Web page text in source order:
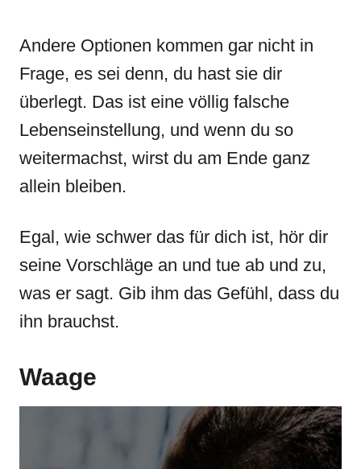
Andere Optionen kommen gar nicht in
Frage, es sei denn, du hast sie dir
überlegt. Das ist eine völlig falsche
Lebenseinstellung, und wenn du so
weitermachst, wirst du am Ende ganz
allein bleiben.
Egal, wie schwer das für dich ist, hör dir
seine Vorschläge an und tue ab und zu,
was er sagt. Gib ihm das Gefühl, dass du
ihn brauchst.
Waage